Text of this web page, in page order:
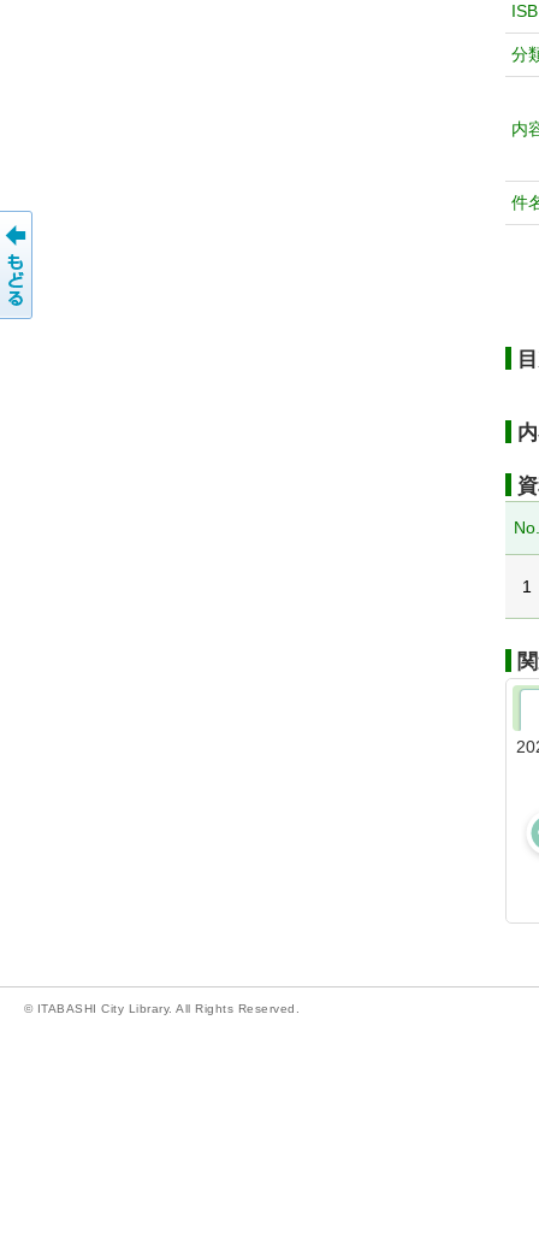
分
内
件
No.
1
© ITABASHI City Library. All Rights Reserved.